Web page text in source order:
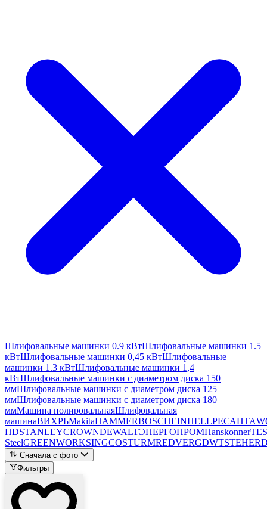
Шлифовальные машинки 0.9 кВтШлифовальные машинки 1.5
кВтШлифовальные машинки 0,45 кВтШлифовальные
машинки 1.3 кВтШлифовальные машинки 1,4
кВтШлифовальные машинки с диаметром диска 150
ммШлифовальные машинки с диаметром диска 125
ммШлифовальные машинки с диаметром диска 180
ммМашина полировальнаяШлифовальная
машинаВИХРЬMakitaHAMMERBOSCHEINHELLРЕСАНТА
HDSTANLEYCROWNDEWALTЭНЕРГОПРОМHanskonner
SteelGREENWORKSINGCOSTURMREDVERGDWTSTEHER
Сначала с фото
Фильтры